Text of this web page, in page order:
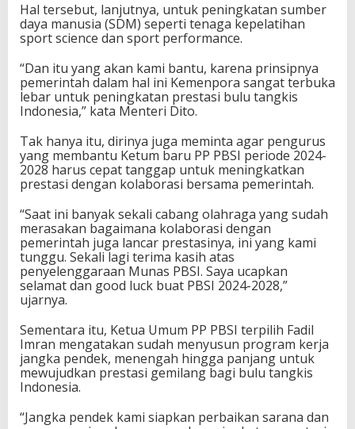
a
n
L
k
u
k
a
M
u
n
a
Hal tersebut, lanjutnya, untuk peningkatan sumber
daya manusia (SDM) seperti tenaga kepelatihan
sport science dan sport performance.
“Dan itu yang akan kami bantu, karena prinsipnya
pemerintah dalam hal ini Kemenpora sangat terbuka
lebar untuk peningkatan prestasi bulu tangkis
Indonesia,” kata Menteri Dito.
Tak hanya itu, dirinya juga meminta agar pengurus
yang membantu Ketum baru PP PBSI periode 2024-
2028 harus cepat tanggap untuk meningkatkan
prestasi dengan kolaborasi bersama pemerintah.
“Saat ini banyak sekali cabang olahraga yang sudah
merasakan bagaimana kolaborasi dengan
pemerintah juga lancar prestasinya, ini yang kami
tunggu. Sekali lagi terima kasih atas
penyelenggaraan Munas PBSI. Saya ucapkan
selamat dan good luck buat PBSI 2024-2028,”
ujarnya.
Sementara itu, Ketua Umum PP PBSI terpilih Fadil
Imran mengatakan sudah menyusun program kerja
jangka pendek, menengah hingga panjang untuk
mewujudkan prestasi gemilang bagi bulu tangkis
Indonesia.
“Jangka pendek kami siapkan perbaikan sarana dan